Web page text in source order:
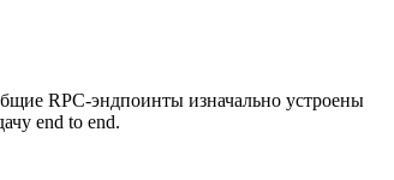
RPC-эндпоинты изначально устроены
end to end.